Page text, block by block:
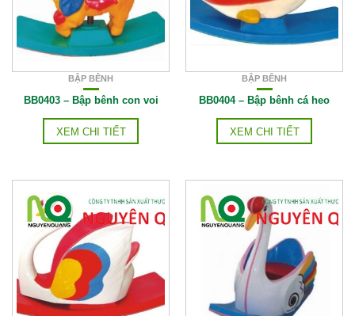
BẬP BÊNH
BB0403 – Bập bênh con voi
XEM CHI TIẾT
BẬP BÊNH
BB0404 – Bập bênh cá heo
XEM CHI TIẾT